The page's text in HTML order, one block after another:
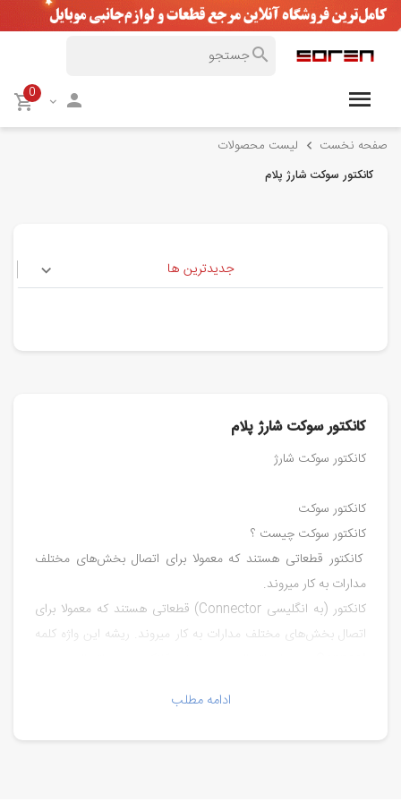
0
صفحه نخست لیست محصولات
کانکتور سوکت شارژ پلام
جدیدترین ها
کانکتور سوکت شارژ پلام
کانکتور سوکت شارژ
کانکتور سوکت
کانکتور سوکت چیست ؟
کانکتور قطعاتی هستند که معمولا برای اتصال بخش‌های مختلف
مدارات به کار میروند.
کانکتور (به انگلیسی Connector) قطعاتی هستند که معمولا برای
اتصال بخش‌های مختلف مدارات به کار میروند. ریشه این واژه کلمه
متمایلیم که به صورتی باشه که بعدا بتونیم اگه یه بخش خراب شد
اون رو تعویض کنیم، استفاده میشه. ورودی‌های تغذیه، اتصالات
ادامه مطلب